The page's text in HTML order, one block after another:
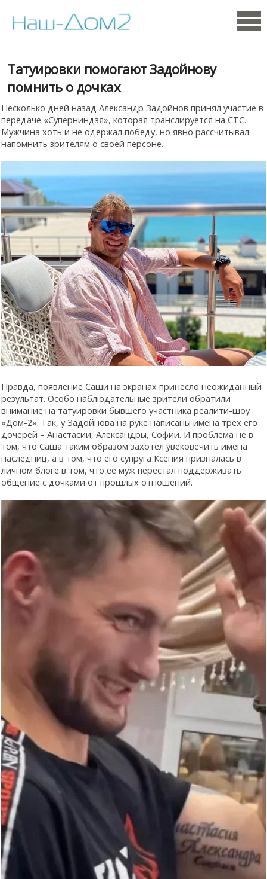
Татуировки помогают Задойнову
помнить о дочках
Несколько дней назад Александр Задойнов принял участие в
передаче «Суперниндзя», которая транслируется на СТС.
Мужчина хоть и не одержал победу, но явно рассчитывал
напомнить зрителям о своей персоне.
Правда, появление Саши на экранах принесло неожиданный
результат. Особо наблюдательные зрители обратили
внимание на татуировки бывшего участника реалити-шоу
«Дом-2». Так, у Задойнова на руке написаны имена трёх его
дочерей – Анастасии, Александры, Софии. И проблема не в
том, что Саша таким образом захотел увековечить имена
наследниц, а в том, что его супруга Ксения призналась в
личном блоге в том, что её муж перестал поддерживать
общение с дочками от прошлых отношений.